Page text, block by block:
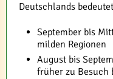
Deutschlands
September bis
milden Regionen
August bis
früher zu Besuch